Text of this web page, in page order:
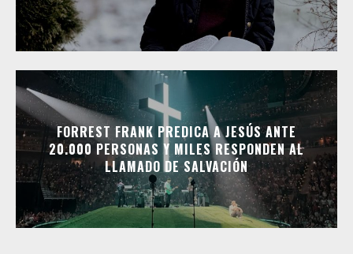
FORREST FRANK PREDICA A JESÚS ANTE
20.000 PERSONAS Y MILES RESPONDEN AL
LLAMADO DE SALVACIÓN